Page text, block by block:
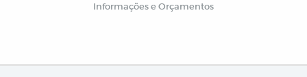
Informações e Orçamentos